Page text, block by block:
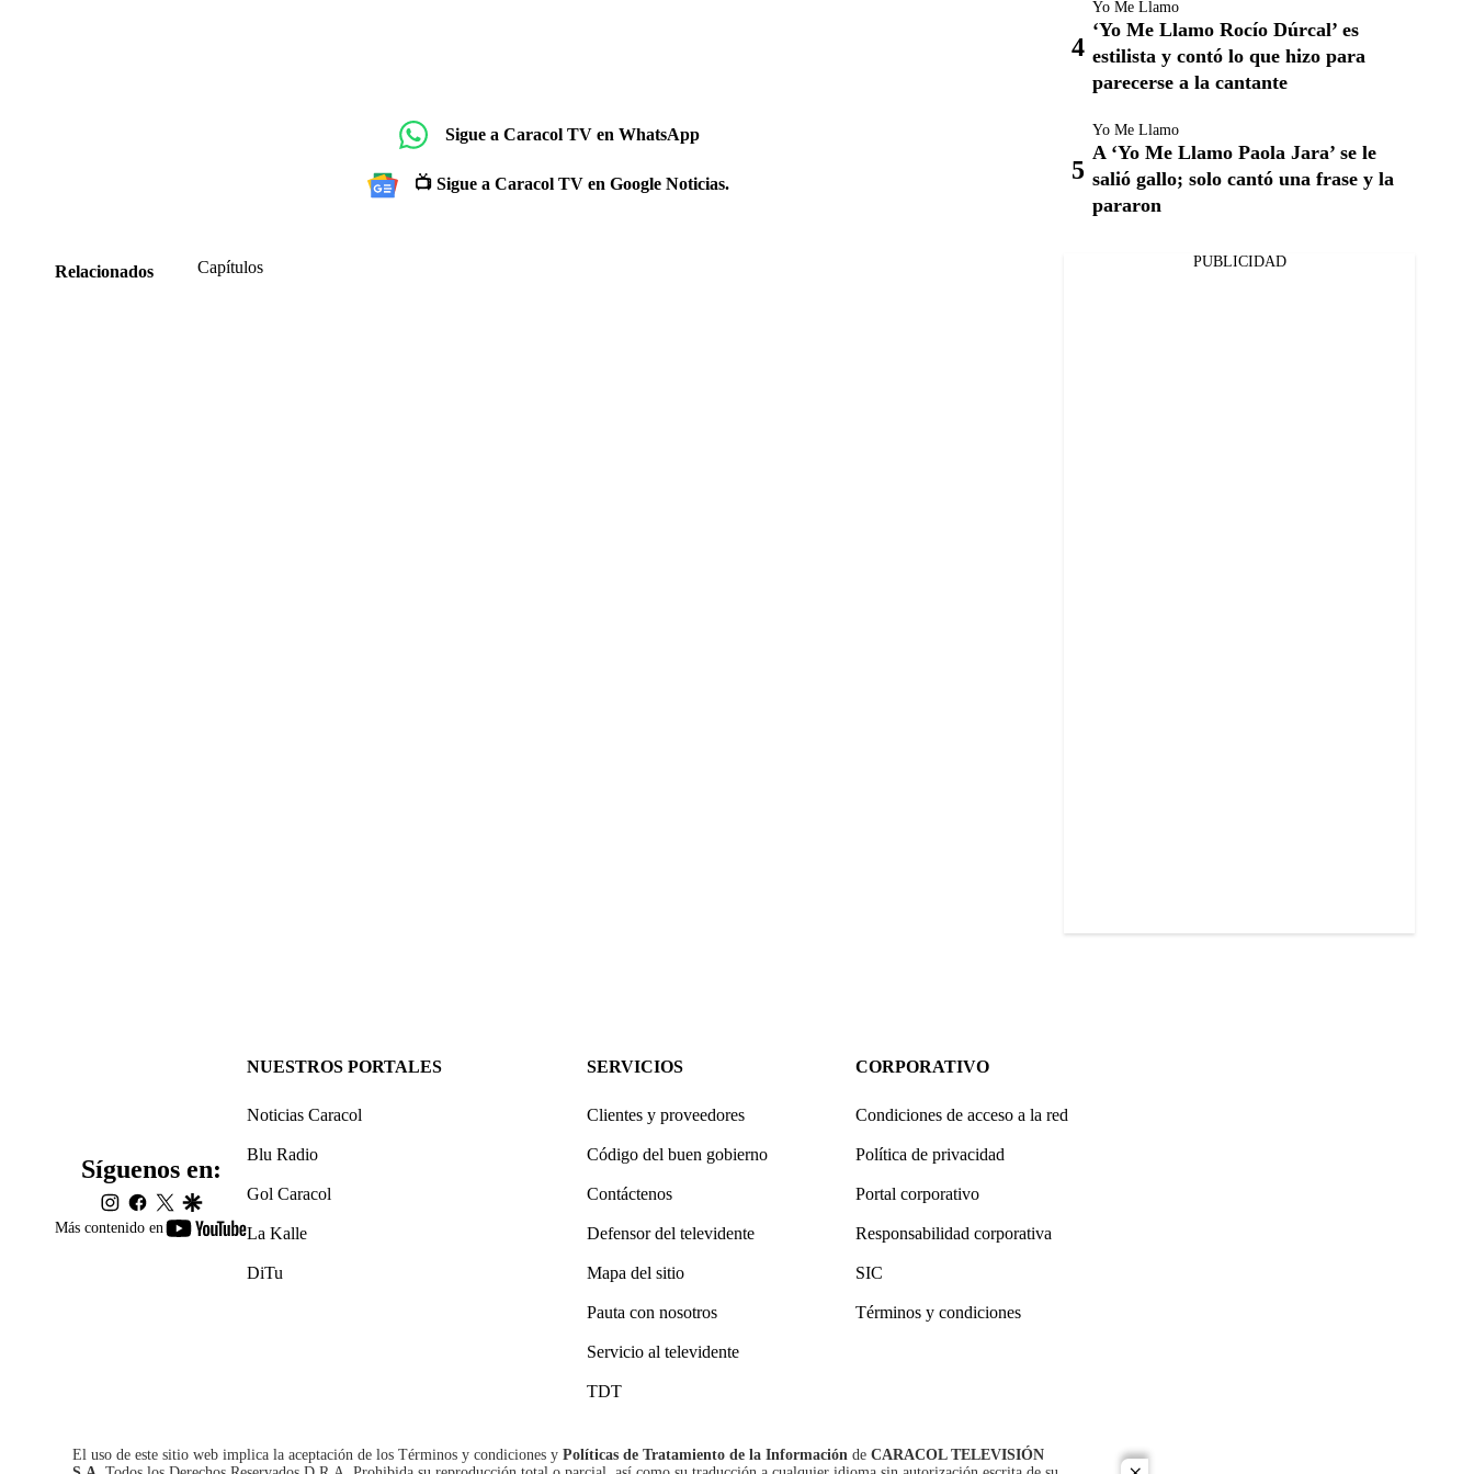
Sigue a Caracol TV en WhatsApp
📺 Sigue a Caracol TV en Google Noticias.
Relacionados Capítulos
Yo Me Llamo
‘Yo Me Llamo Rocío Dúrcal’ es
estilista y contó lo que hizo para
parecerse a la cantante
Yo Me Llamo
A ‘Yo Me Llamo Paola Jara’ se le
salió gallo; solo cantó una frase y la
pararon
PUBLICIDAD
Más contenido en
youtube-
Síguenos en:
instagram
facebook
twittergoogle
NUESTROS PORTALES
Noticias Caracol
Blu Radio
Gol Caracol
La Kalle
DiTu
SERVICIOS
Clientes y proveedores
Código del buen gobierno
Contáctenos
Defensor del televidente
Mapa del sitio
Pauta con nosotros
Servicio al televidente
TDT
CORPORATIVO
Condiciones de acceso a la red
Política de privacidad
Portal corporativo
Responsabilidad corporativa
SIC
Términos y condiciones
El uso de este sitio web implica la aceptación de los Términos y condiciones y Políticas de Tratamiento de la Información de CARACOL TELEVISIÓN